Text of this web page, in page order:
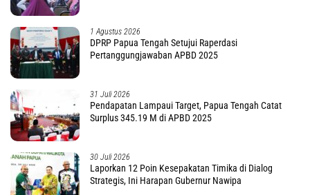
1 Agustus 2026
DPRP Papua Tengah Setujui Raperdasi
Pertanggungjawaban APBD 2025
31 Juli 2026
Pendapatan Lampaui Target, Papua Tengah Catat
Surplus 345.19 M di APBD 2025
30 Juli 2026
Laporkan 12 Poin Kesepakatan Timika di Dialog
Strategis, Ini Harapan Gubernur Nawipa